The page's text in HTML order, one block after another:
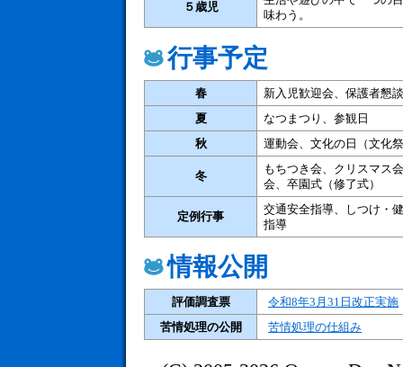
５歳児
味わう。
行事予定
春
新入児歓迎会、保護者懇
夏
なつまつり、参観日
秋
運動会、 文化の日（文化
冬
もちつき会、クリスマス
会、卒園式（修了式）
定例行事
交通安全指導、しつけ・
指導
情報公開
評価調査票
令和8年3月31日改正実施
苦情処理の公開
苦情処理の仕組み